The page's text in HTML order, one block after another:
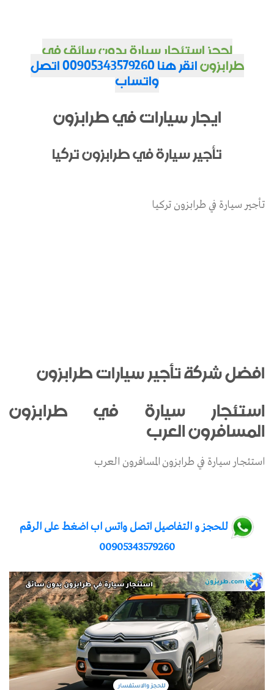
لحجز استئجار سيارة بدون سائق في
طرابزون انقر هنا 00905343579260 اتصل
واتساب
ايجار سيارات في طرابزون
تأجير سيارة في طرابزون تركيا
تأجير سيارة في طرابزون تركيا
افضل شركة تأجير سيارات طرابزون
استئجار سيارة في طرابزون
المسافرون العرب
استئجار سيارة في طرابزون المسافرون العرب
للحجز و التفاصيل اتصل واتس اب اضغط على الرقم
00905343579260